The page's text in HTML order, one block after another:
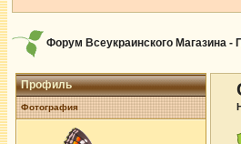
Форум Всеукраинского Магазина -
Профиль
Фотография